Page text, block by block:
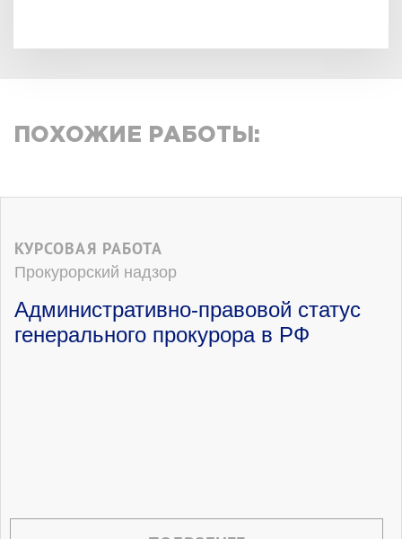
ПОХОЖИЕ РАБОТЫ:
КУРСОВАЯ РАБОТА
Прокурорский надзор
Административно-правовой статус
генерального прокурора в РФ